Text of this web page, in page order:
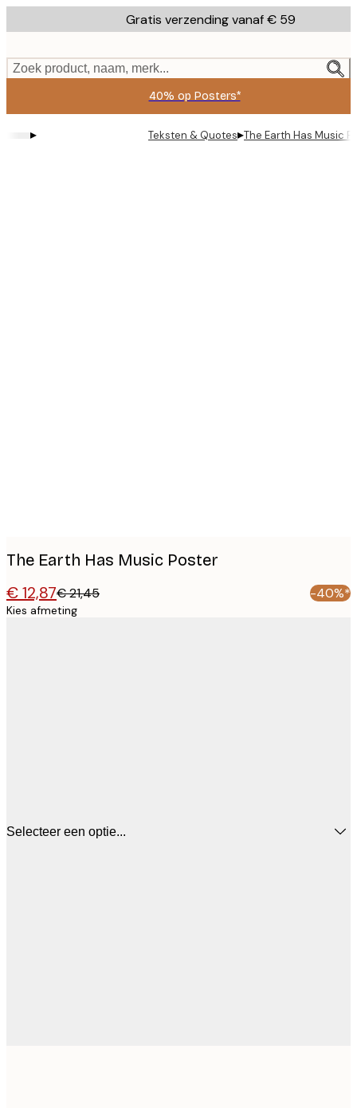
to
content.
Gratis verzending vanaf € 59
Zoek product, naam, merk...
40% op Posters*
▸ Teksten & Quotes▸The Earth Has Music
The Earth Has Music Poster
€ 12,87€ 21,45 -40%*
Kies afmeting
Selecteer een optie...